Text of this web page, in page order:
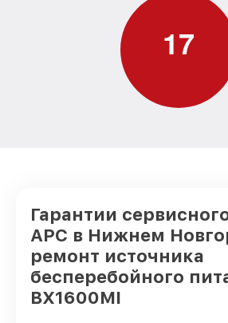
17
Гарантии
APC в Нижнем
ремонт источника
бесперебойного
BX1600MI